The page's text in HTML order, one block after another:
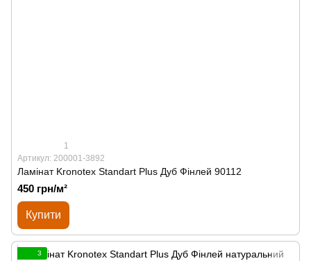
1
Артикул: 200001-3892
Ламінат Kronotex Standart Plus Дуб Фінлей 90112
450 грн/м²
Купити
3